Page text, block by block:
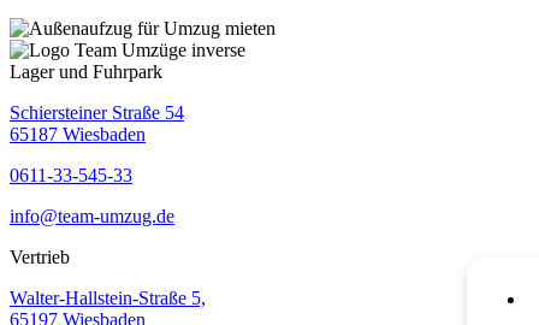
Lager und Fuhrpark
Schiersteiner Straße 54
65187 Wiesbaden
0611-33-545-33
info@team-umzug.de
Vertrieb
Walter-Hallstein-Straße 5,
65197 Wiesbaden